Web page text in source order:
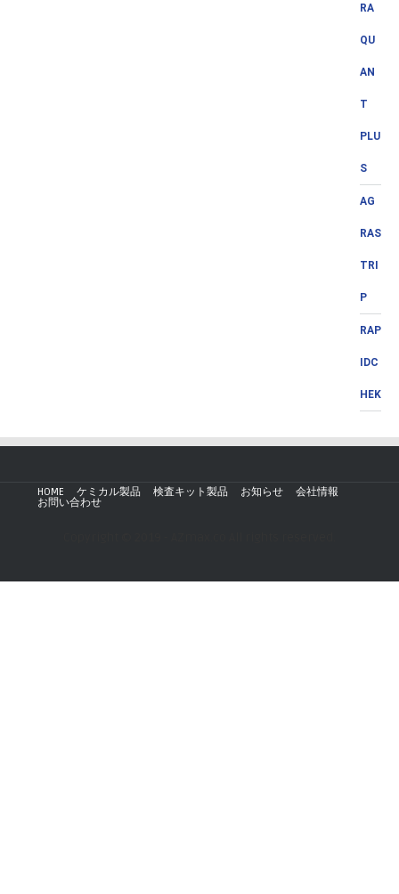
RA
QU
AN
T
PLU
S
AG
RAS
TRI
P
RAP
IDC
HEK
HOME ケミカル製品 検査キット製品 お知らせ
会社情報
お問い合わせ